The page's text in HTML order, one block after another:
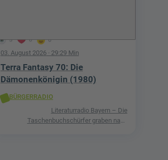
3 0 0
03. August 2026· 29:29 Min
Terra Fantasy 70: Die
Dämonenkönigin (1980)
BÜRGERRADIO
Literaturradio Bayern – Die
Taschenbuchschürfer graben nach